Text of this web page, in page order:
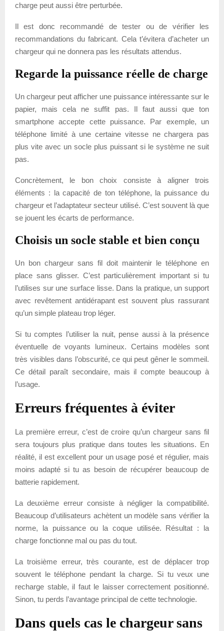
charge peut aussi être perturbée.
Il est donc recommandé de tester ou de vérifier les
recommandations du fabricant. Cela t’évitera d’acheter un
chargeur qui ne donnera pas les résultats attendus.
Regarde la puissance réelle de charge
Un chargeur peut afficher une puissance intéressante sur le
papier, mais cela ne suffit pas. Il faut aussi que ton
smartphone accepte cette puissance. Par exemple, un
téléphone limité à une certaine vitesse ne chargera pas
plus vite avec un socle plus puissant si le système ne suit
pas.
Concrètement, le bon choix consiste à aligner trois
éléments : la capacité de ton téléphone, la puissance du
chargeur et l’adaptateur secteur utilisé. C’est souvent là que
se jouent les écarts de performance.
Choisis un socle stable et bien conçu
Un bon chargeur sans fil doit maintenir le téléphone en
place sans glisser. C’est particulièrement important si tu
l’utilises sur une surface lisse. Dans la pratique, un support
avec revêtement antidérapant est souvent plus rassurant
qu’un simple plateau trop léger.
Si tu comptes l’utiliser la nuit, pense aussi à la présence
éventuelle de voyants lumineux. Certains modèles sont
très visibles dans l’obscurité, ce qui peut gêner le sommeil.
Ce détail paraît secondaire, mais il compte beaucoup à
l’usage.
Erreurs fréquentes à éviter
La première erreur, c’est de croire qu’un chargeur sans fil
sera toujours plus pratique dans toutes les situations. En
réalité, il est excellent pour un usage posé et régulier, mais
moins adapté si tu as besoin de récupérer beaucoup de
batterie rapidement.
La deuxième erreur consiste à négliger la compatibilité.
Beaucoup d’utilisateurs achètent un modèle sans vérifier la
norme, la puissance ou la coque utilisée. Résultat : la
charge fonctionne mal ou pas du tout.
La troisième erreur, très courante, est de déplacer trop
souvent le téléphone pendant la charge. Si tu veux une
recharge stable, il faut le laisser correctement positionné.
Sinon, tu perds l’avantage principal de cette technologie.
Dans quels cas le chargeur sans